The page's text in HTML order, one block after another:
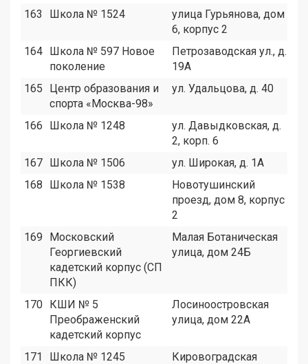
163 Школа № 1524
улица Гурьянова, дом
6, корпус 2
164 Школа № 597 Новое
поколение
Петрозаводская ул., д.
19А
165
Центр образования и
спорта «Москва-98»
ул. Удальцова, д. 40
166 Школа № 1248
ул. Давыдковская, д.
2, корп. 6
167 Школа № 1506 ул. Широкая, д. 1А
168
Школа № 1538
Новотушинский
проезд, дом 8, корпус
2
169
Московский
Георгиевский
кадетский корпус (СП
ПКК)
Малая Ботаническая
улица, дом 24Б
170 КШИ № 5
Преображенский
кадетский корпус
Лосиноостровская
улица, дом 22А
171 Школа № 1245
Кировоградская